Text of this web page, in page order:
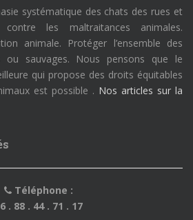
systématique des chats des rues et
les maltraitances animales.
animale. Protéger l’ensemble des
ou sauvages. Nous pensons que le
qui propose des droits équitables
est possible . Nos articles sur la
Téléphone :
. 88 . 44 . 71 . 17